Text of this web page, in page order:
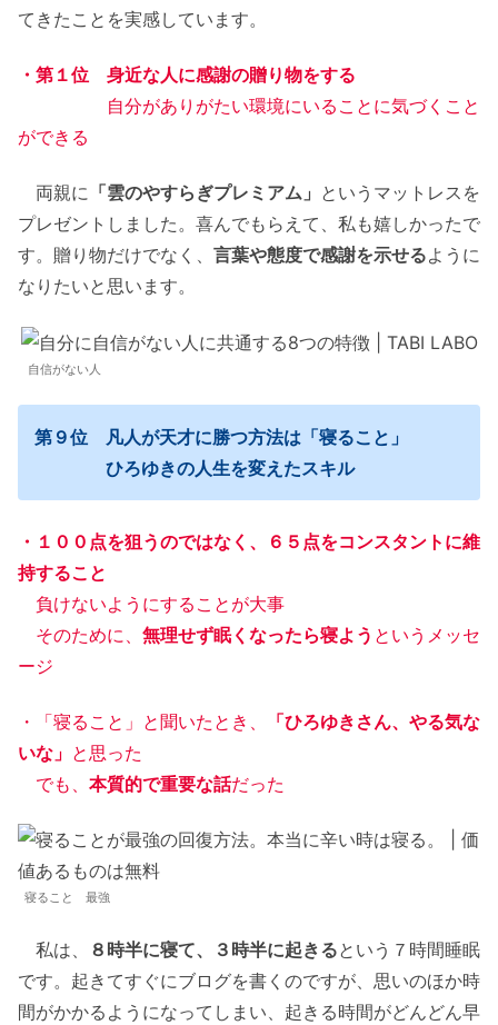
てきたことを実感しています。
・第１位 身近な人に感謝の贈り物をする
自分がありがたい環境にいることに気づくこと
ができる
両親に 「雲のやすらぎプレミアム」 というマットレスを
プレゼントしました。喜んでもらえて、私も嬉しかったで
す。贈り物だけでなく、 言葉や態度で感謝を示せるように
なりたいと思います。
自信がない人
第９位 凡人が天才に勝つ方法は「寝ること」
ひろゆきの人生を変えたスキル
・１００点を狙うのではなく、６５点をコンスタントに維
持すること
負けないようにすることが大事
そのために、 無理せず眠くなったら寝よう というメッセ
ージ
・「寝ること」と聞いたとき、
「ひろゆきさん、やる気な
いな」 と思った
でも、 本質的で重要な話だった
寝ること 最強
私は、 ８時半に寝て、３時半に起きるという７時間睡眠
です。起きてすぐにブログを書くのですが、思いのほか時
間がかかるようになってしまい、起きる時間がどんどん早